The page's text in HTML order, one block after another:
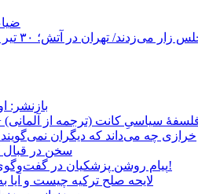
۳۰ تیر ۱۳۳۱ میدان بهارستان چه خبر بود؟
بازنشر:
سیاسیِ کانت (ترجمه از آلمانی)
خرازی چه می‌داند که دیگران
سخن در
پیام روشن پزشکیان در گفت‌و‌گوی تصویری با مرد نامرئی: من هستم!
لایحه صلح ترکیه چیست و آیا